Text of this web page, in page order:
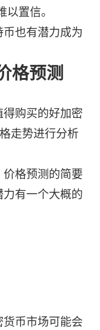
置信。
也有潜力成为
格预测
购买的好加密
走势进行分析
格预测的简要
有一个大概的
币市场可能会